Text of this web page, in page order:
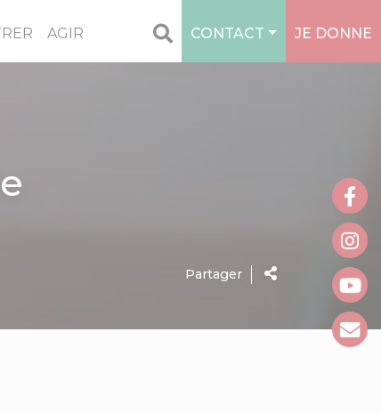
AGIR CONTACT JE DONNE
Partager